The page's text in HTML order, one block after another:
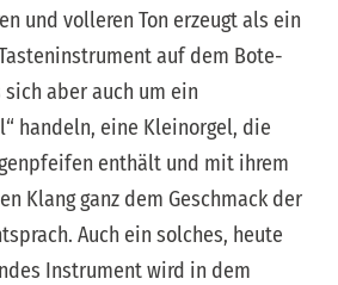
und volleren Ton erzeugt als ein
auf dem Bote-
aber auch um ein
handeln, eine Kleinorgel, die
enthält und mit ihrem
Klang ganz dem Geschmack der
Auch ein solches, heute
Instrument wird in dem